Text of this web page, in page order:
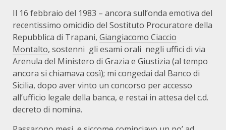
Il 16 febbraio del 1983 – ancora sull’onda emotiva del
recentissimo omicidio del Sostituto Procuratore della
Repubblica di Trapani, Giangiacomo Ciaccio
Montalto, sostenni gli esami orali negli uffici di via
Arenula del Ministero di Grazia e Giustizia (al tempo
ancora si chiamava così); mi congedai dal Banco di
Sicilia, dopo aver vinto un concorso per accesso
all’ufficio legale della banca, e restai in attesa del c.d.
decreto di nomina.